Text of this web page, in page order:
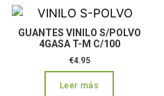
GUANTES VINILO S/POLVO
4GASA T-M C/100
€4.95
Leer más